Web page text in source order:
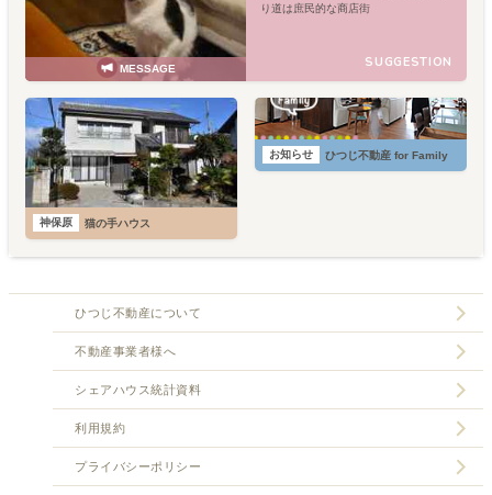
MESSAGE
り道は庶民的な商店街
SUGGESTION
神保原 猫の手ハウス
お知らせ ひつじ不動産 for Family
ひつじ不動産について
不動産事業者様へ
シェアハウス統計資料
利用規約
プライバシーポリシー